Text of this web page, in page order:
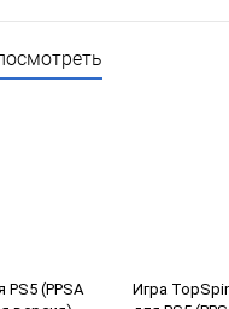
PS5 (PPSA
Игра